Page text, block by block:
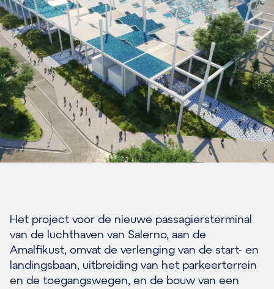
Het project voor de nieuwe passagiersterminal
van de luchthaven van Salerno, aan de
Amalfikust, omvat de verlenging van de start- en
landingsbaan, uitbreiding van het parkeerterrein
en de toegangswegen, en de bouw van een